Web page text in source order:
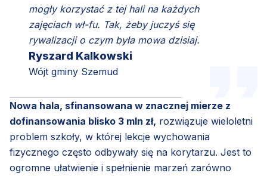
mogły korzystać z tej hali na każdych
zajęciach wł-fu. Tak, żeby juczyś się
rywalizacji o czym była mowa dzisiaj.
Ryszard Kalkowski
Wójt gminy Szemud
Nowa hala, sfinansowana w znacznej mierze z
dofinansowania blisko 3 mln zł, rozwiązuje wieloletni
problem szkoły, w której lekcje wychowania
fizycznego często odbywały się na korytarzu. Jest to
ogromne ułatwienie i spełnienie marzeń zarówno